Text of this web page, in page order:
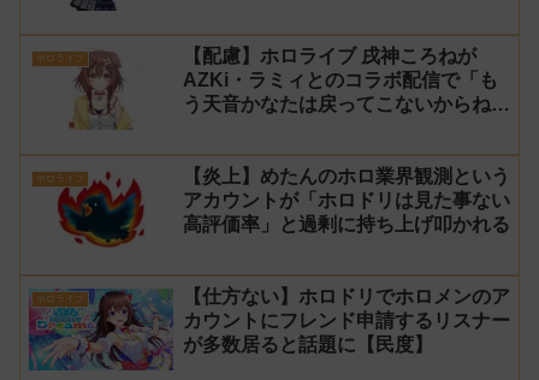
ホロライブ
【配慮】ホロライブ 戌神ころねが
AZKi・ラミィとのコラボ配信で「も
う天音かなたは戻ってこないからね」
ホロライブ
【炎上】めたんのホロ業界観測という
アカウントが「ホロドリは見た事ない
高評価率」と過剰に持ち上げ叩かれる
ホロライブ
【仕方ない】ホロドリでホロメンのア
カウントにフレンド申請するリスナー
が多数居ると話題に【民度】